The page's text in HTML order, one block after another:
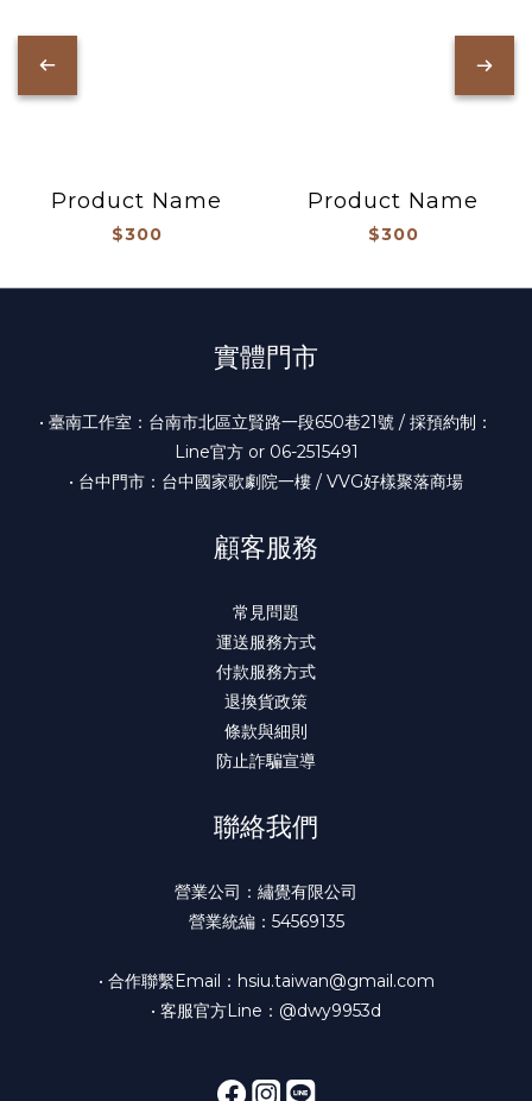
Product Name
$300
Product Name
$300
實體門市
• 臺南工作室：台南市北區立賢路一段650巷21號 / 採預約制：
Line官方 or 06-2515491
• 台中門市：台中國家歌劇院一樓 / VVG好樣聚落商場
顧客服務
常見問題
運送服務方式
付款服務方式
退換貨政策
條款與細則
防止詐騙宣導
聯絡我們
營業公司：繡覺有限公司
營業統編：54569135
• 合作聯繫Email：hsiu.taiwan@gmail.com
• 客服官方Line：@dwy9953d